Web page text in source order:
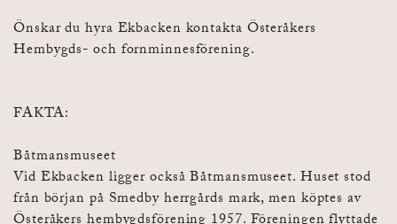
Önskar du hyra Ekbacken kontakta Österåkers
Hembygds- och fornminnesförening.
FAKTA:
Båtmansmuseet
Vid Ekbacken ligger också Båtmansmuseet. Huset stod
från början på Smedby herrgårds mark, men köptes av